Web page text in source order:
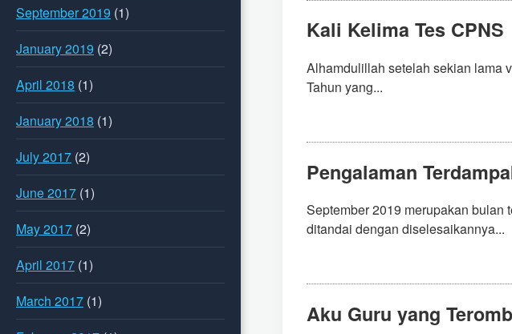
September 2019 (1)
January 2019 (2)
April 2018 (1)
January 2018 (1)
July 2017 (2)
June 2017 (1)
May 2017 (2)
April 2017 (1)
March 2017 (1)
Kali Kelima Tes CPNS
Alhamdulillah setelah sekian lama
Tahun yang...
Pengalaman
September 2019 merupakan bulan
ditandai dengan diselesaikannya...
Aku Guru yang